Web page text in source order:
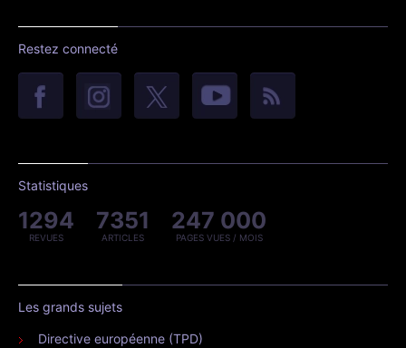
Restez connecté
Statistiques
1294
REVUES
7351
ARTICLES
247 000
PAGES VUES / MOIS
Les grands sujets
Directive européenne (TPD)